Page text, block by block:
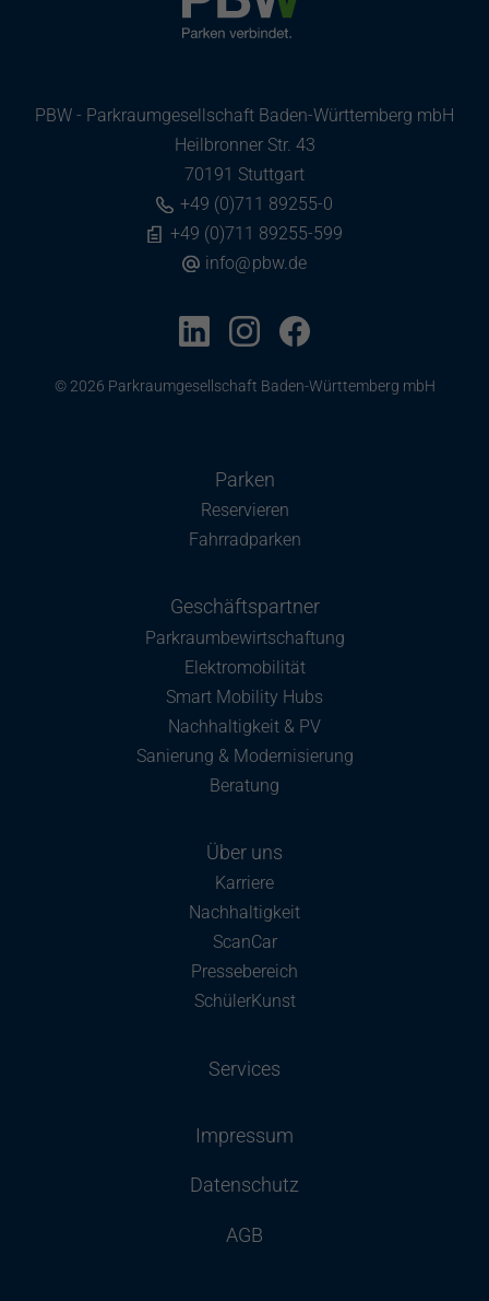
PBW - Parkraumgesellschaft Baden-Württemberg mbH
Heilbronner Str. 43
70191 Stuttgart
+49 (0)711 89255-0
+49 (0)711 89255-599
info@pbw.de
© 2026 Parkraumgesellschaft Baden-Württemberg mbH
Parken
Reservieren
Fahrradparken
Geschäftspartner
Parkraumbewirtschaftung
Elektromobilität
Smart Mobility Hubs
Nachhaltigkeit & PV
Sanierung & Modernisierung
Beratung
Über uns
Karriere
Nachhaltigkeit
ScanCar
Pressebereich
SchülerKunst
Services
Impressum
Datenschutz
AGB